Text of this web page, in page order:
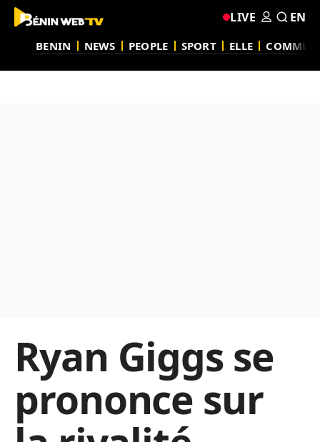
BENIN NEWS PEOPLE SPORT ELLE
LIVE EN
Ryan Giggs se
prononce sur